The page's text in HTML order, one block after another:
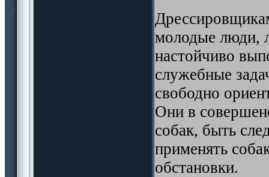
молодые люди,
настойчиво
служебные
свободно
Они в
собак, быть
применять
обстановки.